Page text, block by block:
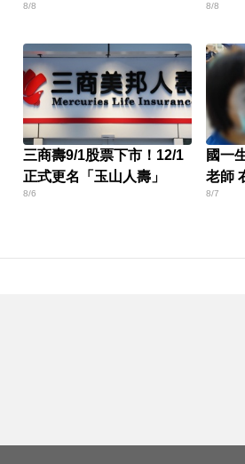
8/8
兒悲
8/8
三商壽9/1股票下市！12/1
正式更名「玉山人壽」
8/6
國一
老師
8/7
月板變形，醫揭保骨與增